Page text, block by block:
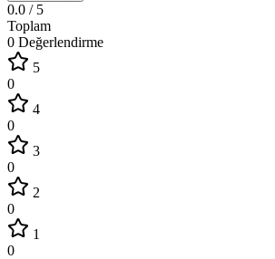
0.0 / 5
Toplam
0 Değerlendirme
5
0
4
0
3
0
2
0
1
0